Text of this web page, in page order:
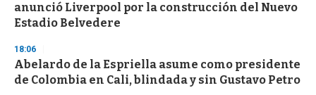
anunció Liverpool por la construcción del Nuevo
Estadio Belvedere
18:06
Abelardo de la Espriella asume como presidente
de Colombia en Cali, blindada y sin Gustavo Petro